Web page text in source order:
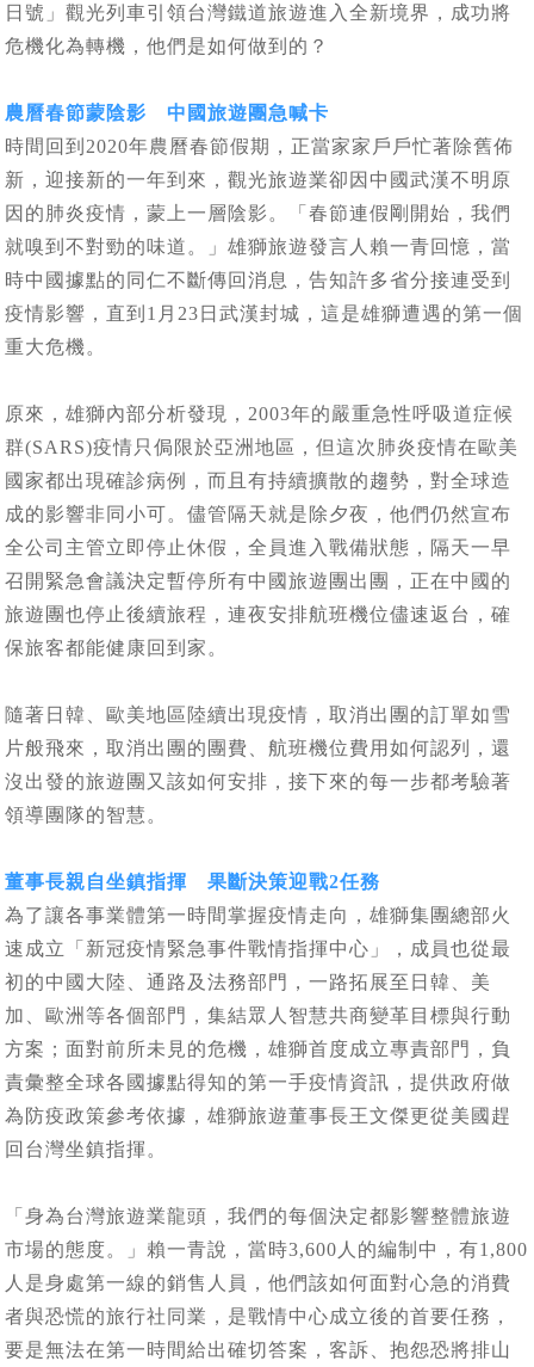
日號」觀光列車引領台灣鐵道旅遊進入全新境界，成功將
危機化為轉機，他們是如何做到的？
農曆春節蒙陰影 中國旅遊團急喊卡
時間回到2020年農曆春節假期，正當家家戶戶忙著除舊佈
新，迎接新的一年到來，觀光旅遊業卻因中國武漢不明原
因的肺炎疫情，蒙上一層陰影。「春節連假剛開始，我們
就嗅到不對勁的味道。」雄獅旅遊發言人賴一青回憶，當
時中國據點的同仁不斷傳回消息，告知許多省分接連受到
疫情影響，直到1月23日武漢封城，這是雄獅遭遇的第一個
重大危機。
原來，雄獅內部分析發現，2003年的嚴重急性呼吸道症候
群(SARS)疫情只侷限於亞洲地區，但這次肺炎疫情在歐美
國家都出現確診病例，而且有持續擴散的趨勢，對全球造
成的影響非同小可。儘管隔天就是除夕夜，他們仍然宣布
全公司主管立即停止休假，全員進入戰備狀態，隔天一早
召開緊急會議決定暫停所有中國旅遊團出團，正在中國的
旅遊團也停止後續旅程，連夜安排航班機位儘速返台，確
保旅客都能健康回到家。
隨著日韓、歐美地區陸續出現疫情，取消出團的訂單如雪
片般飛來，取消出團的團費、航班機位費用如何認列，還
沒出發的旅遊團又該如何安排，接下來的每一步都考驗著
領導團隊的智慧。
董事長親自坐鎮指揮 果斷決策迎戰2任務
為了讓各事業體第一時間掌握疫情走向，雄獅集團總部火
速成立「新冠疫情緊急事件戰情指揮中心」，成員也從最
初的中國大陸、通路及法務部門，一路拓展至日韓、美
加、歐洲等各個部門，集結眾人智慧共商變革目標與行動
方案；面對前所未見的危機，雄獅首度成立專責部門，負
責彙整全球各國據點得知的第一手疫情資訊，提供政府做
為防疫政策參考依據，雄獅旅遊董事長王文傑更從美國趕
回台灣坐鎮指揮。
「身為台灣旅遊業龍頭，我們的每個決定都影響整體旅遊
市場的態度。」賴一青說，當時3,600人的編制中，有1,800
人是身處第一線的銷售人員，他們該如何面對心急的消費
者與恐慌的旅行社同業，是戰情中心成立後的首要任務，
要是無法在第一時間給出確切答案，客訴、抱怨恐將排山